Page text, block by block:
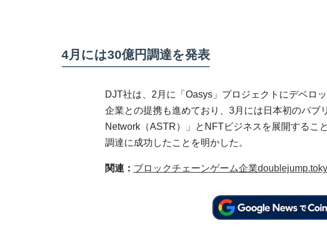
4月には30億円調達を発表
DJT社は、2月に「Oasys」プロジェクトにデベロ
企業との提携も進めており、3月には日本初のパブ
Network（ASTR）」とNFTビジネスを展開するこ
調達に成功したことを明かした。
関連： ブロックチェーンゲーム企業